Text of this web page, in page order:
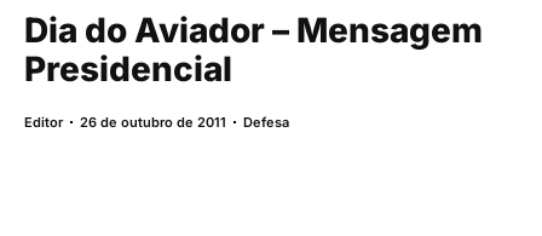
Dia do Aviador – Mensagem
Presidencial
Editor 26 de outubro de 2011 Defesa